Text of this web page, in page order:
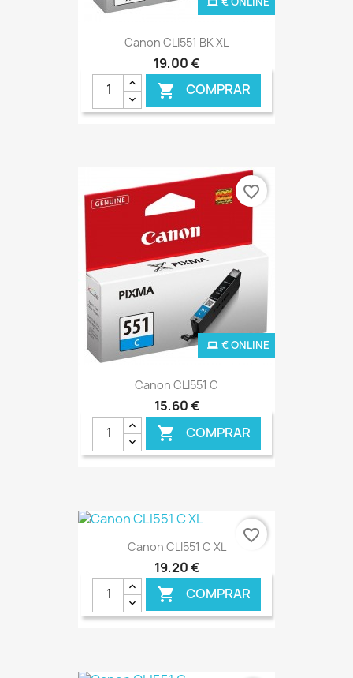
Canon CLI551 BK XL
19,00 €
 COMPRAR
Canon CLI551 C
15,60 €
 COMPRAR
€ ONLINE
favorite_border
Canon CLI551 C XL
19,20 €
 COMPRAR
favorite_border